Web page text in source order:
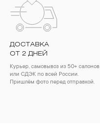
ДОСТАВКА
ОТ 2 ДНЕЙ
Курьер, самовывоз из 50+ салонов
или СДЭК по всей России.
Пришлём фото перед отправкой.